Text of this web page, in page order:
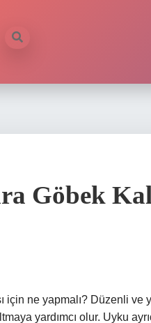
Göbek
için ne yapmalı? Düzenli ve
yardımcı olur. Uyku